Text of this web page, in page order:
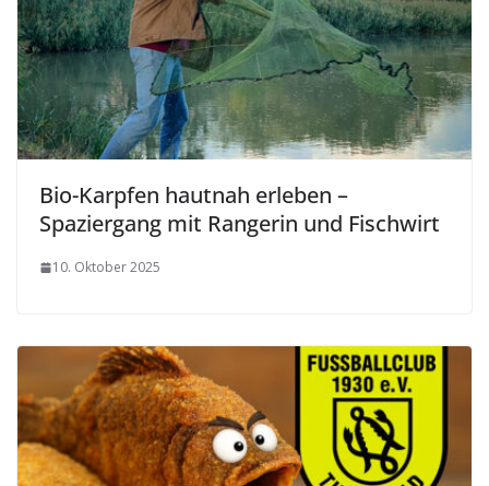
Bio-Karpfen hautnah erleben –
Spaziergang mit Rangerin und Fischwirt
10. Oktober 2025